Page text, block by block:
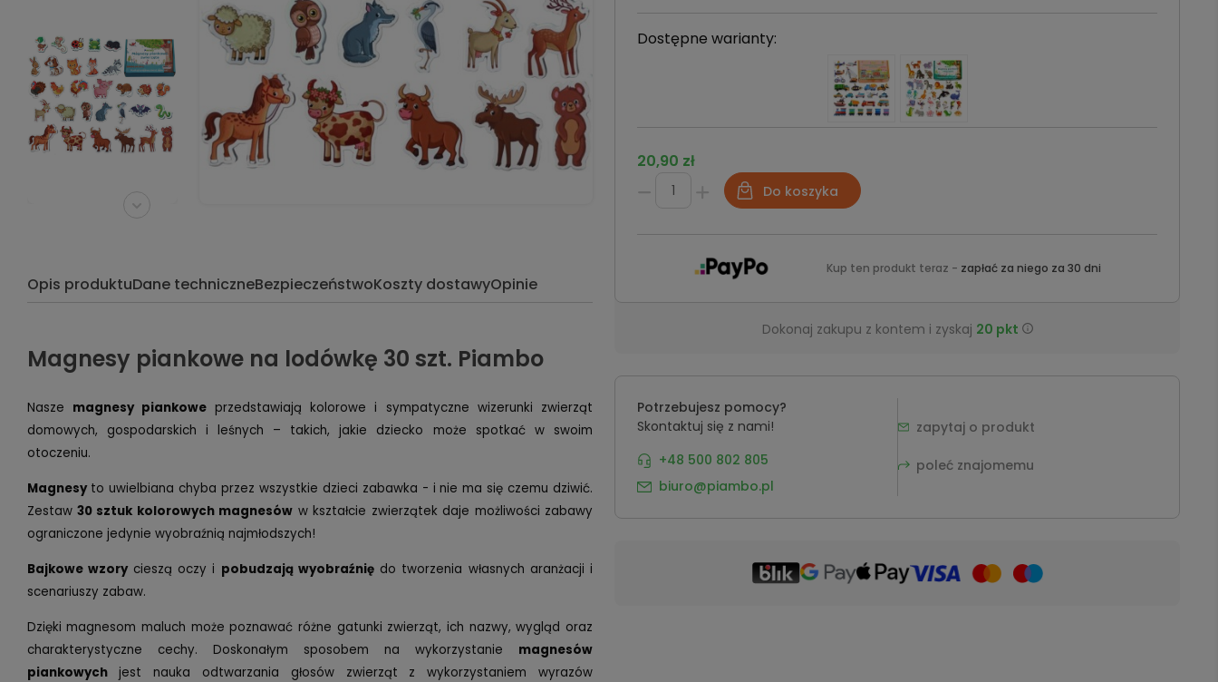
Opis produktuDane techniczneBezpieczeństwoKoszty dostawyOpinie
Magnesy piankowe na lodówkę 30 szt. Piambo
Nasze magnesy piankoweprzedstawiają kolorowe i sympatyczne wizerunki zwierząt
domowych, gospodarskich i leśnych – takich, jakie dziecko może spotkać w swoim
otoczeniu.
Magnesyto uwielbiana chyba przez wszystkie dzieci zabawka - i nie ma się czemu dziwić.
Zestaw30 sztuk kolorowych magnesów w kształcie zwierzątek daje możliwości zabawy
ograniczone jedynie wyobraźnią najmłodszych!
Bajkowe wzorycieszą oczy i pobudzają wyobraźniędo tworzenia własnych aranżacji i
scenariuszy zabaw.
Dzięki magnesom maluch może poznawać różne gatunki zwierząt, ich nazwy, wygląd oraz
charakterystyczne cechy. Doskonałym sposobem na wykorzystanie magnesów
piankowychjest nauka odtwarzania głosów zwierząt z wykorzystaniem wyrazów
Dostępne warianty:
20,90 zł
Do koszyka
Kup ten produkt teraz - zapłać za niego za 30 dni
Dokonaj zakupu z kontem i zyskaj 20 pkt
Potrzebujesz pomocy?
Skontaktuj się z nami!
+48 500 802 805
biuro@piambo.pl
zapytaj o produkt
poleć znajomemu